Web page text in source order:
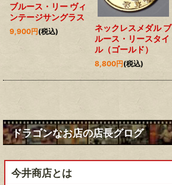
ブルース・リー ヴィ
ンテージサングラス
9,900円(税込)
ネックレスメダル ブ
ルース・リースタイ
ル（ゴールド）
8,800円(税込)
ドラゴンなお店の店長グログ
今井商店とは